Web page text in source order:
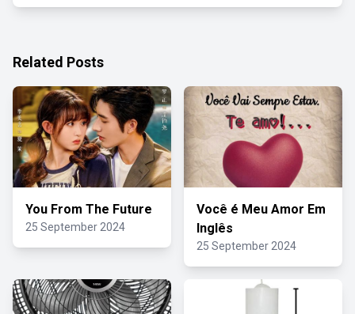
Related Posts
You From The Future
25 September 2024
Você é Meu Amor Em
Inglês
25 September 2024